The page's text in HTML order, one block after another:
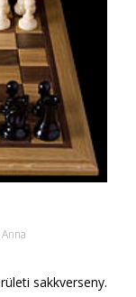
Anna
sakkverseny.